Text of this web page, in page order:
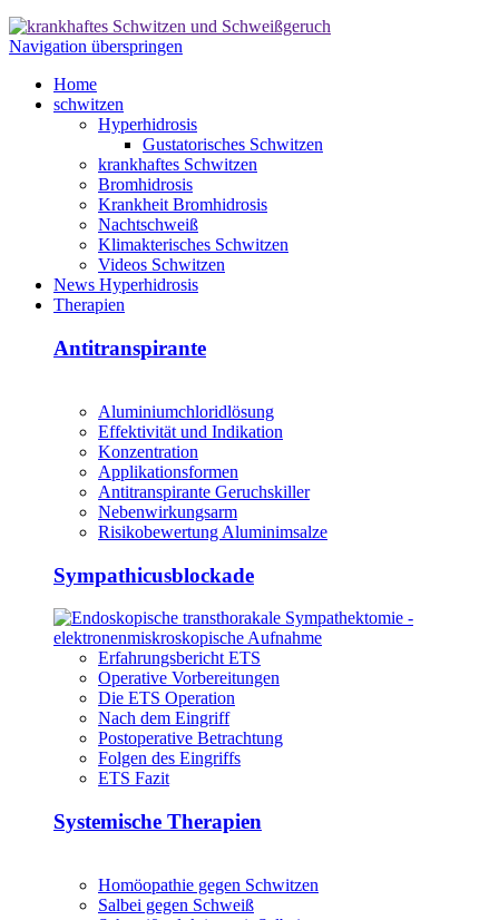
Navigation überspringen
Home
schwitzen
Hyperhidrosis
Gustatorisches Schwitzen
krankhaftes Schwitzen
Bromhidrosis
Krankheit Bromhidrosis
Nachtschweiß
Klimakterisches Schwitzen
Videos Schwitzen
News Hyperhidrosis
Therapien
Antitranspirante
Aluminiumchloridlösung
Effektivität und Indikation
Konzentration
Applikationsformen
Antitranspirante Geruchskiller
Nebenwirkungsarm
Risikobewertung Aluminimsalze
Sympathicusblockade
Erfahrungsbericht ETS
Operative Vorbereitungen
Die ETS Operation
Nach dem Eingriff
Postoperative Betrachtung
Folgen des Eingriffs
ETS Fazit
Systemische Therapien
Homöopathie gegen Schwitzen
Salbei gegen Schweiß